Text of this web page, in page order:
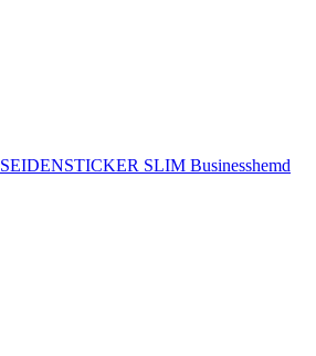
SEIDENSTICKER SLIM Businesshemd